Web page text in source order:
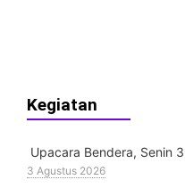
Kegiatan
Upacara Bendera, Senin
3 Agustus 2026